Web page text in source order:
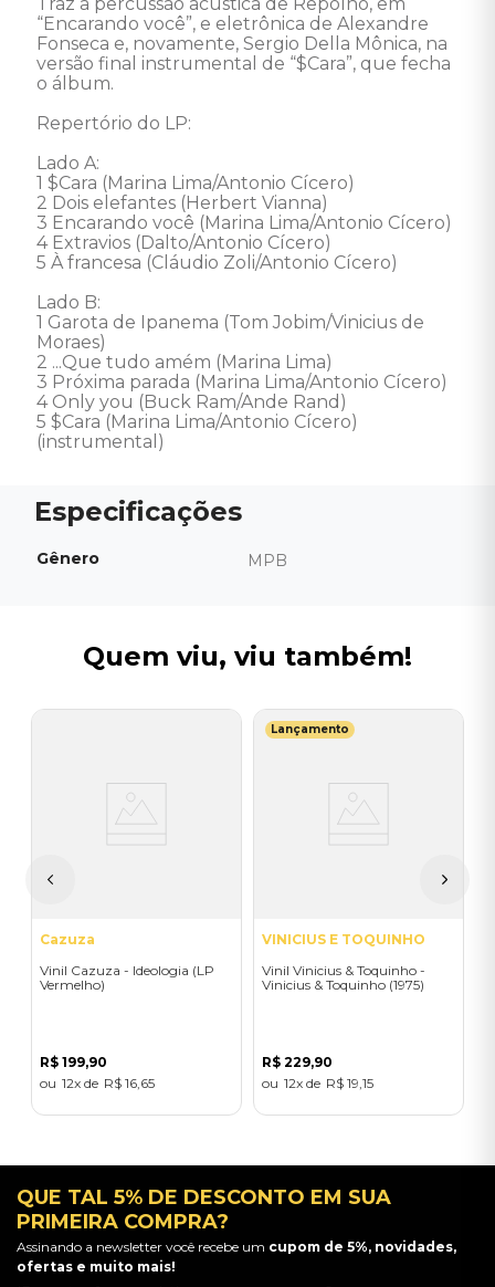
“Encarando você”, e eletrônica de Alexandre
Fonseca e, novamente, Sergio Della Mônica, na
versão final instrumental de “$Cara”, que fecha
o álbum.
Repertório do LP:
Lado A:
1 $Cara (Marina Lima/Antonio Cícero)
2 Dois elefantes (Herbert Vianna)
3 Encarando você (Marina Lima/Antonio Cícero)
4 Extravios (Dalto/Antonio Cícero)
5 À francesa (Cláudio Zoli/Antonio Cícero)
Lado B:
1 Garota de Ipanema (Tom Jobim/Vinicius de
Moraes)
2 ...Que tudo amém (Marina Lima)
3 Próxima parada (Marina Lima/Antonio Cícero)
4 Only you (Buck Ram/Ande Rand)
5 $Cara (Marina Lima/Antonio Cícero)
(instrumental)
Gênero MPB
Quem viu, viu também!
Cazuza
Vinil Cazuza - Ideologia (LP
Vermelho)
R$ 199,90
12
R$ 16 65
Lançamento
VINICIUS E TOQUINHO
Vinil Vinicius & Toquinho -
Vinicius & Toquinho (1975)
R$ 229,90
12
R$ 19 15
QUE TAL 5% DE DESCONTO EM SUA
PRIMEIRA COMPRA?
Assinando a newsletter você recebe um cupom de 5%, novidades,
ofertas e muito mais!